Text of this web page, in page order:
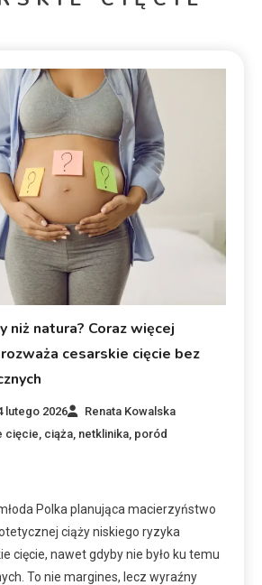
niż natura? Coraz więcej
cesarskie cięcie bez
lutego 2026
Renata Kowalska
cięcie ciąża netklinika poród
Polka planująca macierzyństwo
ciąży niskiego ryzyka
cięcie, nawet gdyby nie było ku temu
To nie margines, lecz wyraźny